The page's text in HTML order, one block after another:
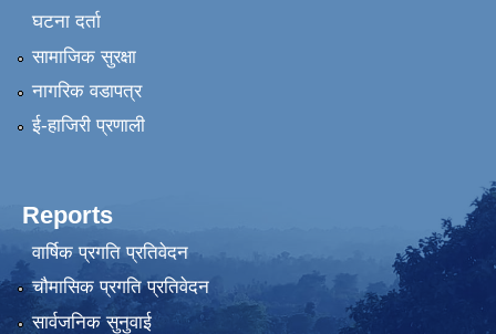
घटना दर्ता
सामाजिक सुरक्षा
नागरिक वडापत्र
ई-हाजिरी प्रणाली
Reports
वार्षिक प्रगति प्रतिवेदन
चौमासिक प्रगति प्रतिवेदन
सार्वजनिक सुनुवाई